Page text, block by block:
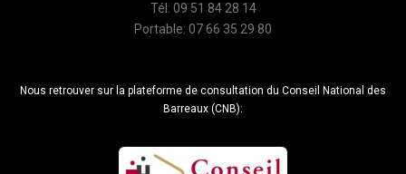
Tél: 09 51 84 28 14
Portable: 07 66 35 29 80
Nous retrouver sur la plateforme de consultation du Conseil National des
Barreaux (CNB):